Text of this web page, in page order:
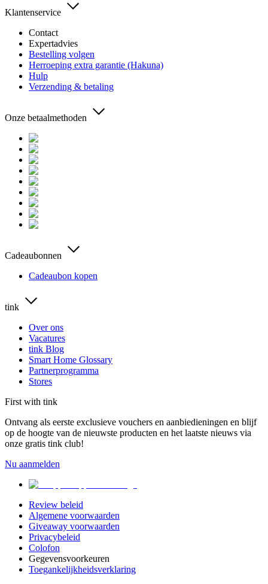
Klantenservice
Contact
Expertadvies
Bestelling volgen
Herroeping extra garantie (Hakuna)
Hulp
Verzending & betaling
Onze betaalmethoden
Cadeaubonnen
Cadeaubon kopen
tink
Over ons
Vacatures
tink Blog
Smart Home Glossary
Partnerprogramma
Stores
First with tink
Ontvang als eerste exclusieve vouchers en aanbiedieningen en blijf
op de hoogte van de nieuwste producten en het laatste nieuws via
onze gratis tink club!
Nu aanmelden
Review beleid
Algemene voorwaarden
Giveaway voorwaarden
Privacybeleid
Colofon
Gegevensvoorkeuren
Toegankelijkheidsverklaring